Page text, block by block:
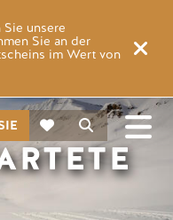
unsere
Sie an der
im Wert von
Suche